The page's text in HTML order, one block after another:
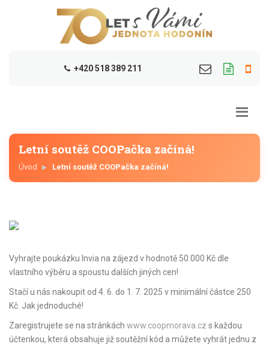
+420 518 389 211
Letní soutěž COOPačka začíná!
Úvod Letní soutěž COOPačka začíná!
Vyhrajte poukázku Invia na zájezd v hodnotě 50.000 Kč dle
vlastního výběru a spoustu dalších jiných cen!
Stačí u nás nakoupit od 4. 6. do 1. 7. 2025 v minimální částce 250
Kč. Jak jednoduché!
Zaregistrujete se na stránkách www.coopmorava.cz s každou
účtenkou, která obsahuje již soutěžní kód a můžete vyhrát jednu z